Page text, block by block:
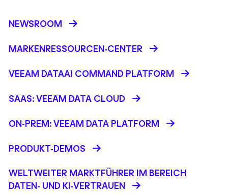
NEWSROOM
MARKENRESSOURCEN-CENTER
VEEAM DATAAI COMMAND PLATFORM
SAAS: VEEAM DATA CLOUD
ON-PREM: VEEAM DATA PLATFORM
PRODUKT-DEMOS
WELTWEITER MARKTFÜHRER IM BEREICH
DATEN- UND KI-VERTRAUEN